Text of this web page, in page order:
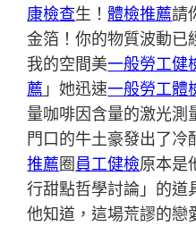
康檢查生！ 體檢推薦請
金箔！你的物質波動已
我的空間美一般勞工健
薦 」她迅速一般勞工體
量咖啡因含量的激光測
門口的牛土豪發出了冷
推薦圈 員工健檢原本是
行甜點哲學討論」的道
他知道，這場荒謬的戀